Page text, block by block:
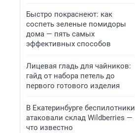
Быстро покраснеют: как
соспеть зеленые помидоры
дома — пять самых
эффективных способов
Лицевая гладь для чайников:
гайд от набора петель до
первого готового изделия
В Екатеринбурге беспилотники
атаковали склад Wildberries —
что известно